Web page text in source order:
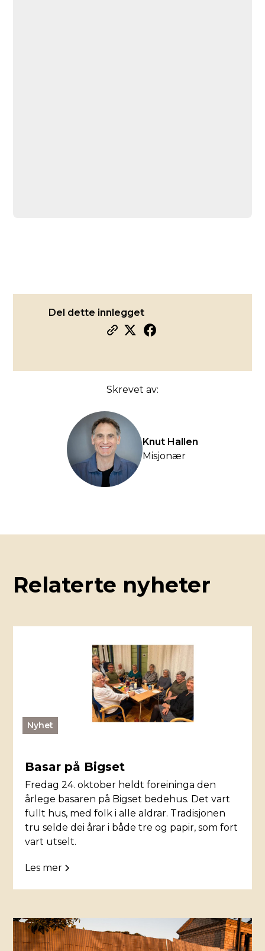
Del dette innlegget
Skrevet av:
Knut Hallen
Misjonær
Relaterte nyheter
Nyhet
Basar på Bigset
Fredag 24. oktober heldt foreininga den
årlege basaren på Bigset bedehus. Det vart
fullt hus, med folk i alle aldrar. Tradisjonen
tru selde dei årar i både tre og papir, som fort
vart utselt.
Les mer